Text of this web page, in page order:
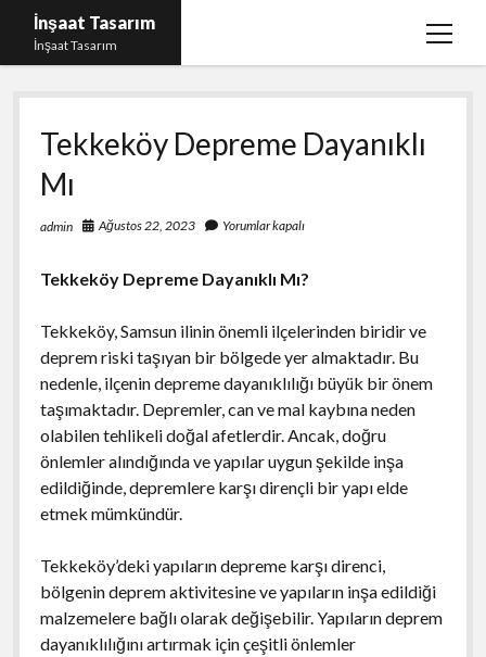
İnşaat Tasarım
İnşaat Tasarım
menüyü
Instagram Gizli Hesap Bakma
Instagram Türk Takipçi Yükleme Ücretsiz
Liste
Sayfa Listesi
Tekkeköy Depreme Dayanıklı
Mı
admin Ağustos 22, 2023 Yorumlar kapalı
Tekkeköy Depreme Dayanıklı Mı?
Tekkeköy, Samsun ilinin önemli ilçelerinden biridir ve
deprem riski taşıyan bir bölgede yer almaktadır. Bu
nedenle, ilçenin depreme dayanıklılığı büyük bir önem
taşımaktadır. Depremler, can ve mal kaybına neden
olabilen tehlikeli doğal afetlerdir. Ancak, doğru
önlemler alındığında ve yapılar uygun şekilde inşa
edildiğinde, depremlere karşı dirençli bir yapı elde
etmek mümkündür.
Tekkeköy’deki yapıların depreme karşı direnci,
bölgenin deprem aktivitesine ve yapıların inşa edildiği
malzemelere bağlı olarak değişebilir. Yapıların deprem
dayanıklılığını artırmak için çeşitli önlemler